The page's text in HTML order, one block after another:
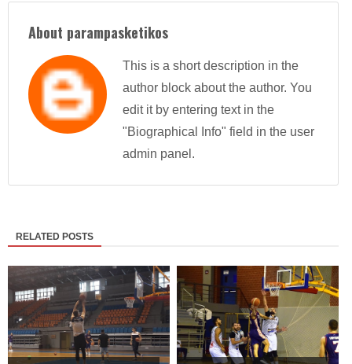
About parampasketikos
This is a short description in the
author block about the author. You
edit it by entering text in the
"Biographical Info" field in the user
admin panel.
RELATED POSTS